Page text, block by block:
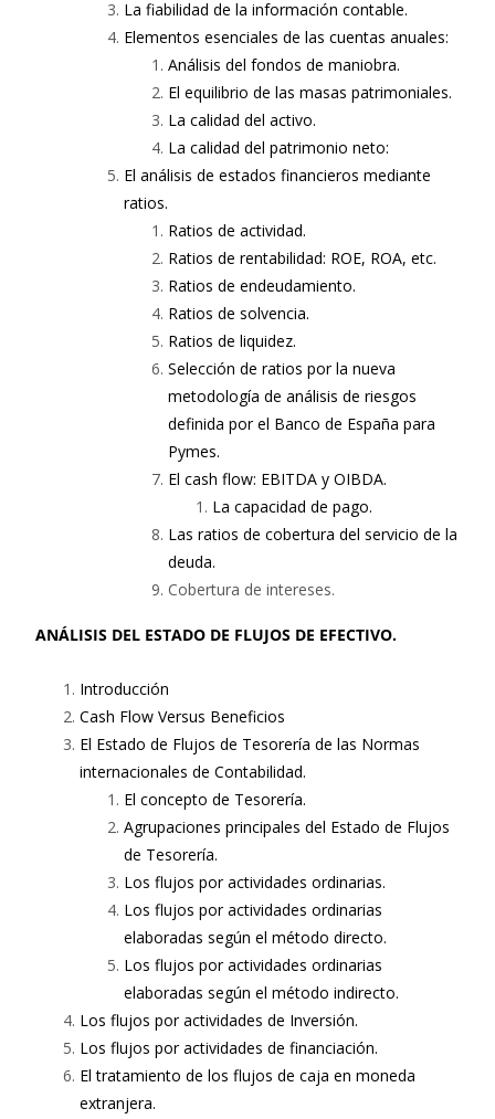
La fiabilidad de la información contable.
Elementos esenciales de las cuentas anuales:
Análisis del fondos de maniobra.
El equilibrio de las masas patrimoniales.
La calidad del activo.
La calidad del patrimonio neto:
El análisis de estados financieros mediante
ratios.
Ratios de actividad.
Ratios de rentabilidad: ROE, ROA, etc.
Ratios de endeudamiento.
Ratios de solvencia.
Ratios de liquidez.
Selección de ratios por la nueva
metodología de análisis de riesgos
definida por el Banco de España para
Pymes.
El cash flow: EBITDA y OIBDA.
La capacidad de pago.
Las ratios de cobertura del servicio de la
deuda.
Cobertura de intereses.
ANÁLISIS DEL ESTADO DE FLUJOS DE EFECTIVO.
Introducción
Cash Flow Versus Beneficios
El Estado de Flujos de Tesorería de las Normas
internacionales de Contabilidad.
El concepto de Tesorería.
Agrupaciones principales del Estado de Flujos
de Tesorería.
Los flujos por actividades ordinarias.
Los flujos por actividades ordinarias
elaboradas según el método directo.
Los flujos por actividades ordinarias
elaboradas según el método indirecto.
Los flujos por actividades de Inversión.
Los flujos por actividades de financiación.
El tratamiento de los flujos de caja en moneda
extranjera.